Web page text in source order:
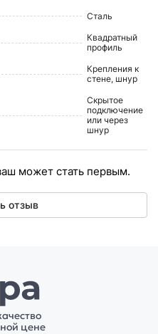
Сталь
Квадратный
профиль
Крепления к
стене, шнур
Скрытое
подключение
или через
шнур
может стать первым.
отзыв
цене